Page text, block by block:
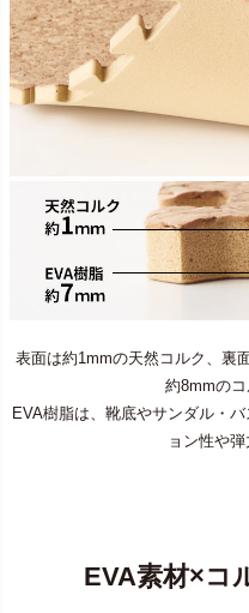
表面は約1mmの天然コルク、裏
約8mmのコ
EVA樹脂は、靴底やサンダル・
ョン性や弾
EVA素材×コ